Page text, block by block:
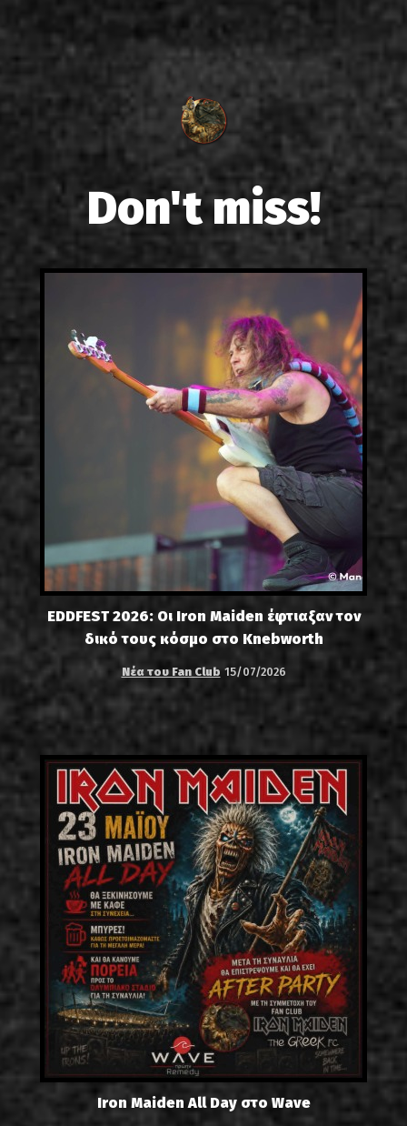
Don't miss!
EDDFEST 2026: Οι Iron Maiden έφτιαξαν τον
δικό τους κόσμο στο Knebworth
Νέα του Fan Club 15/07/2026
Iron Maiden All Day στο Wave